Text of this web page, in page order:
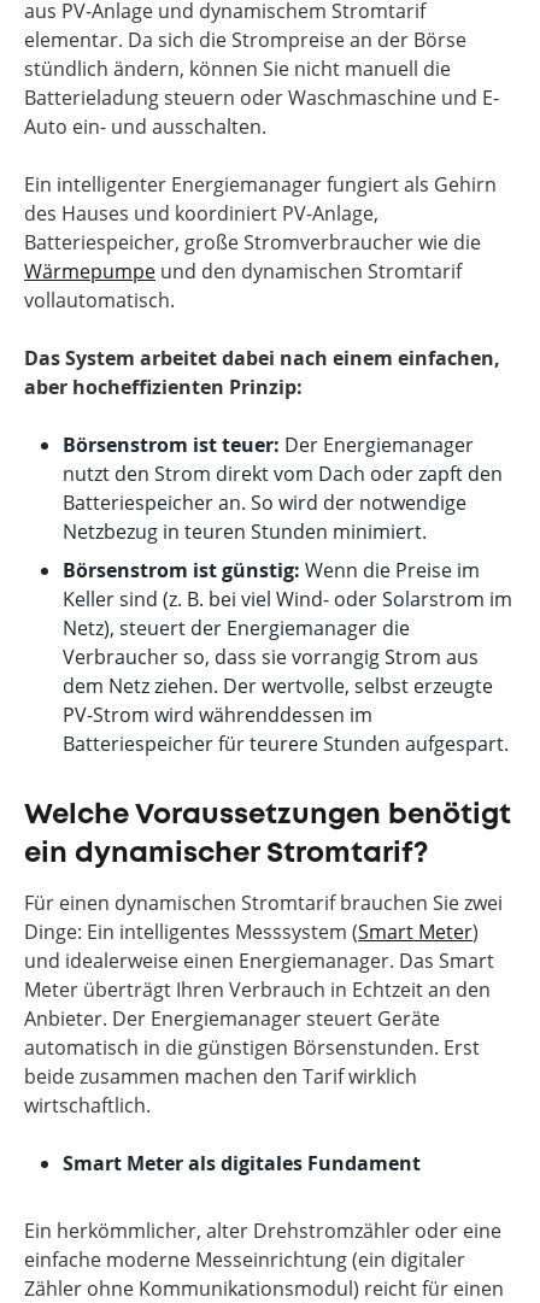
aus PV-Anlage und dynamischem Stromtarif
elementar. Da sich die Strompreise an der Börse
stündlich ändern, können Sie nicht manuell die
Batterieladung steuern oder Waschmaschine und E-
Auto ein- und ausschalten.
Ein intelligenter Energiemanager fungiert als Gehirn
des Hauses und koordiniert PV-Anlage,
Batteriespeicher, große Stromverbraucher wie die
Wärmepumpe und den dynamischen Stromtarif
vollautomatisch.
Das System arbeitet dabei nach einem einfachen,
aber hocheffizienten Prinzip:
Börsenstrom ist teuer: Der Energiemanager
nutzt den Strom direkt vom Dach oder zapft den
Batteriespeicher an. So wird der notwendige
Netzbezug in teuren Stunden minimiert.
Börsenstrom ist günstig: Wenn die Preise im
Keller sind (z. B. bei viel Wind- oder Solarstrom im
Netz), steuert der Energiemanager die
Verbraucher so, dass sie vorrangig Strom aus
dem Netz ziehen. Der wertvolle, selbst erzeugte
PV-Strom wird währenddessen im
Batteriespeicher für teurere Stunden aufgespart.
Welche Voraussetzungen benötigt
ein dynamischer Stromtarif?
Für einen dynamischen Stromtarif brauchen Sie zwei
Dinge: Ein intelligentes Messsystem (Smart Meter)
und idealerweise einen Energiemanager. Das Smart
Meter überträgt Ihren Verbrauch in Echtzeit an den
Anbieter. Der Energiemanager steuert Geräte
automatisch in die günstigen Börsenstunden. Erst
beide zusammen machen den Tarif wirklich
wirtschaftlich.
Smart Meter als digitales Fundament
Ein herkömmlicher, alter Drehstromzähler oder eine
einfache moderne Messeinrichtung (ein digitaler
Zähler ohne Kommunikationsmodul) reicht für einen